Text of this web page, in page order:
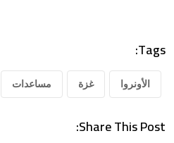
Tags:
الأونروا غزة مساعدات
Share This Post: